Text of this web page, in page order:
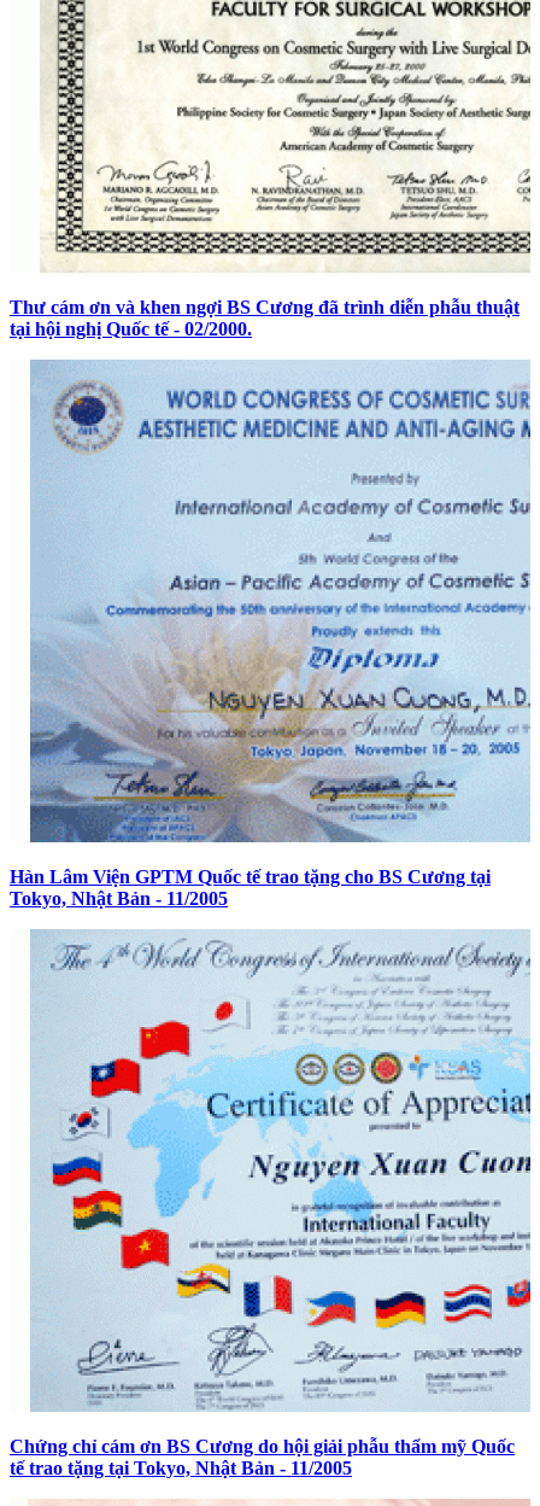
Thư cám ơn và khen ngợi BS Cương đã trình diễn phẫu thuật
tại hội nghị Quốc tế - 02/2000.
Hàn Lâm Viện GPTM Quốc tế trao tặng cho BS Cương tại
Tokyo, Nhật Bản - 11/2005
Chứng chỉ cám ơn BS Cương do hội giải phẫu thẩm mỹ Quốc
tế trao tặng tại Tokyo, Nhật Bản - 11/2005